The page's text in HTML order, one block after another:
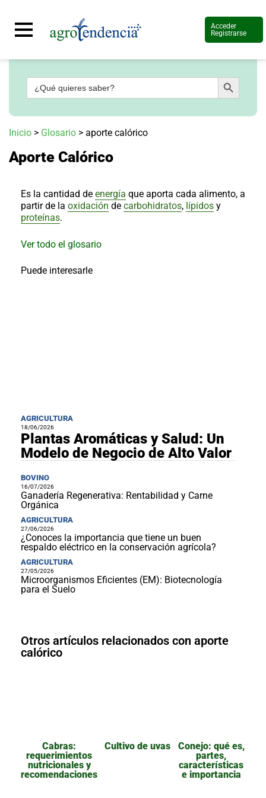
Acceder
Registrarse
Señal
en
más
Agrotendencia
Planes
Glosario
Agroshow
Regístrate
al
Hidroponía
Pastos
Forrajes
Ovinos
caprinos
Porcino
Post-
Cosecha
Buscar: Botón de búsqueda
Inicio > Glosario > aporte calórico
Aporte Calórico
Es la cantidad de energía que aporta cada alimento, a
partir de la oxidación de carbohidratos, lípidos y
proteínas.
Ver todo el glosario
Puede interesarle
AGRICULTURA
18/06/2026
Plantas Aromáticas y Salud: Un
Modelo de Negocio de Alto Valor
BOVINO
16/07/2026
Ganadería Regenerativa: Rentabilidad y Carne
Orgánica
AGRICULTURA
27/06/2026
¿Conoces la importancia que tiene un buen
respaldo eléctrico en la conservación agrícola?
AGRICULTURA
27/05/2026
Microorganismos Eficientes (EM): Biotecnología
para el Suelo
Otros artículos relacionados con aporte
calórico
Cabras:
requerimientos
nutricionales y
recomendaciones
Cultivo de uvas
Conejo: qué es,
partes,
características
e importancia